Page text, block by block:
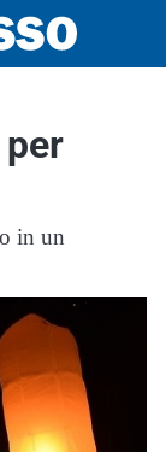
in un